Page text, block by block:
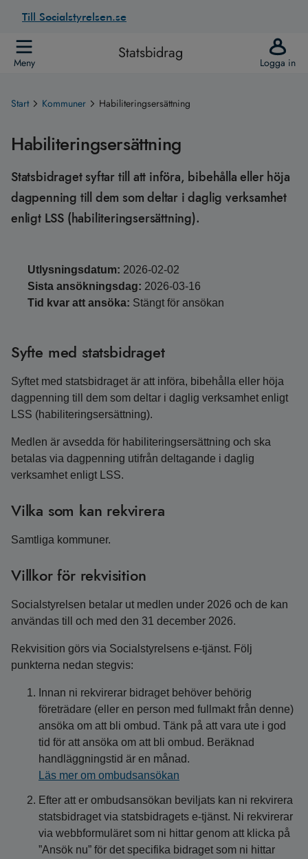
Till Socialstyrelsen.se
Meny Statsbidrag Logga in
Start Kommuner Habiliteringsersättning
Habiliteringsersättning
Statsbidraget syftar till att införa, bibehålla eller höja
dagpenning till dem som deltar i daglig verksamhet
enligt LSS (habiliteringsersättning).
Utlysningsdatum: 2026-02-02
Sista ansökningsdag: 2026-03-16
Tid kvar att ansöka: Stängt för ansökan
Syfte med statsbidraget
Syftet med statsbidraget är att införa, bibehålla eller höja
dagpenning till dem som deltar i daglig verksamhet enligt
LSS (habiliteringsersättning).
Medlen är avsedda för habiliteringsersättning och ska
betalas via dagpenning utifrån deltagande i daglig
verksamhet enligt LSS.
Vilka som kan rekvirera
Samtliga kommuner.
Villkor för rekvisition
Socialstyrelsen betalar ut medlen under 2026 och de kan
användas till och med den 31 december 2026.
Rekvisition görs via Socialstyrelsens e-tjänst. Följ
punkterna nedan stegvis:
Innan ni rekvirerar bidraget behöver behörig
företrädare (eller en person med fullmakt från denne)
ansöka om att bli ombud. Tänk på att vara ute i god
tid för att ansöka om att bli ombud. Beräknad
handläggningstid är en månad.
Läs mer om ombudsansökan
Efter att er ombudsansökan beviljats kan ni rekvirera
statsbidraget via statsbidragets e-tjänst. Ni rekvirerar
via webbformuläret som ni hittar genom att klicka på
”Ansök nu” för det specifika bidraget som ni hittar